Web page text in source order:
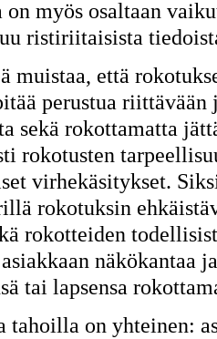
myös osaltaan
ristiriitaisista
muistaa, että
perustua
sekä rokottamatta
rokotusten
virhekäsitykset.
rokotuksin
rokotteiden
näkökantaa
tai lapsensa
on yhteinen: